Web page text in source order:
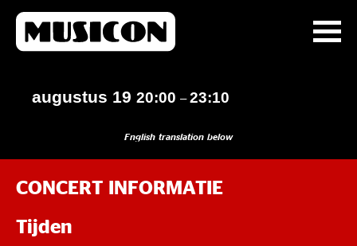
augustus 19 20:00 –23:10
English translation below
CONCERT INFORMATIE
Tijden